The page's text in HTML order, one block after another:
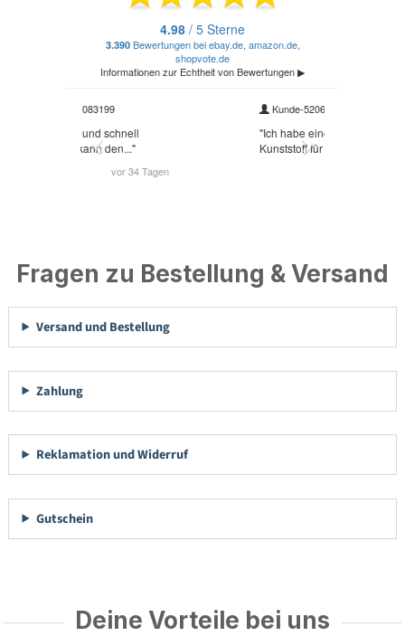
Fragen zu Bestellung & Versand
Versand und Bestellung
Zahlung
Reklamation und Widerruf
Gutschein
Deine Vorteile bei uns